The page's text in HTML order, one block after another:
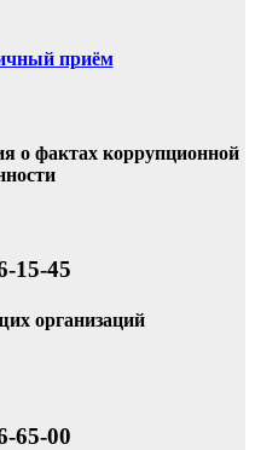
приём
о фактах коррупционной
15-45
организаций
65-00